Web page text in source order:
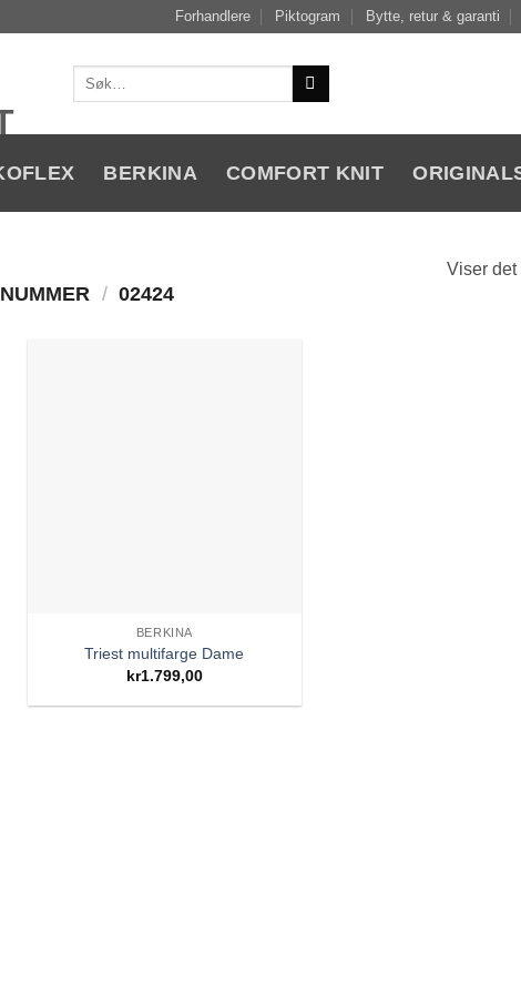
Forhandlere Piktogram Bytte, retur & garanti
Søk
BERKINA COMFORT KNIT
/ 02424
Viser det
BERKINA
Triest multifarge Dame
kr1.799,00